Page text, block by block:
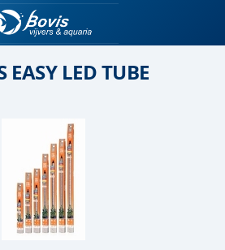
LED TUBE